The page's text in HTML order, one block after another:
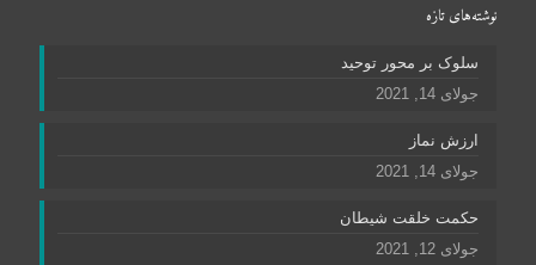
نوشته‌های تازه
سلوک بر محور توحید
جولای 14, 2021
ارزش نماز
جولای 14, 2021
حکمت خلقت شیطان
جولای 12, 2021